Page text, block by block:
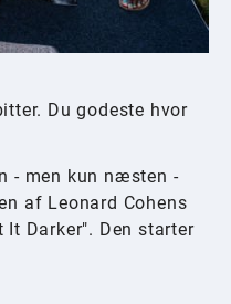
Du godeste hvor
- men kun næsten -
af Leonard Cohens
It Darker". Den starter